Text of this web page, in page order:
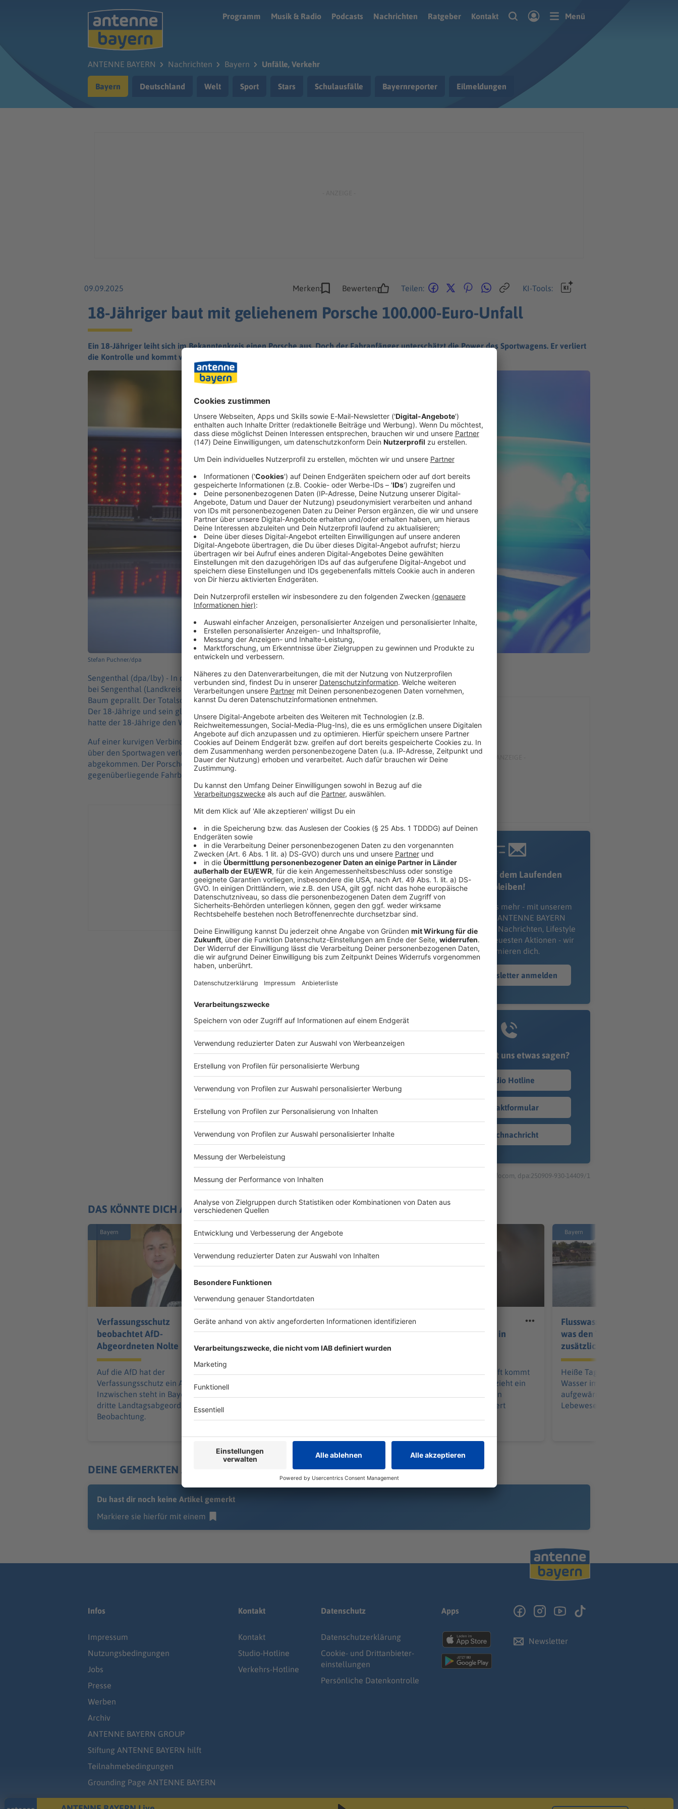
Programm
Musik & Radio Podcasts Nachrichten Ratgeber Kontakt Menü
ANTENNE BAYERN Nachrichten Bayern Unfälle, Verkehr
Bayern Deutschland Welt Sport Stars Schulausfälle Bayernreporter Eilmeldungen
09.09.2025 Merken: Bewerten: Teilen: KI-Tools:
18-Jähriger baut mit geliehenem Porsche 100.000-Euro-Unfall
Ein 18-Jähriger leiht sich im Bekanntenkreis einen Porsche aus. Doch der Fahranfänger unterschätzt die Power des Sportwagens. Er verliert
die Kontrolle und kommt von der Straße ab.
Stefan Puchner/dpa
Sengenthal (dpa/lby) - In der Oberpfalz ist ein 18-Jähriger mit einem geliehenen Porsche
bei Sengenthal (Landkreis Neumarkt in der Oberpfalz) gegen eine Stützmauer und einen
Baum geprallt. Der Totalschaden belaufe sich auf etwa 100.000 Euro, teilte die Polizei mit.
Der 18-Jährige und sein gleichaltriger Beifahrer blieben demnach unverletzt. Ausgeliehen
hatte der 18-Jährige den Wagen einem Polizeisprecher nach aus dem Bekanntenkreis.
Auf einer kurvigen Verbindungsstraße habe der 18-Jährige am Montagabend die Kontrolle
über den Sportwagen verloren. Er sei mit dem Wagen nach links von der Straße
abgekommen. Der Porsche prallte laut Polizei gegen die Stützmauer, wurde auf die
gegenüberliegende Fahrbahn geschleudert und prallte dann gegen den Baum.
Immer auf dem Laufenden
bleiben!
Verpass' nichts mehr - mit unserem
kostenlosen ANTENNE BAYERN
Newsletter. Ob Nachrichten, Lifestyle
oder unsere neuesten Aktionen - wir
informieren dich.
Zum Newsletter anmelden
Du möchtest uns etwas sagen?
Studio Hotline
Kontaktformular
Sprachnachricht
© dpa-infocom, dpa:250909-930-14409/1
DAS KÖNNTE DICH AUCH INTERESSIEREN
Bayern
Verfassungsschutz
beobachtet AfD-
Abgeordneten Nolte
Auf die AfD hat der
Verfassungsschutz ein Auge.
Inzwischen steht in Bayern der
dritte Landtagsabgeordnete unter
Beobachtung.
Bayern
54 Menschen ertrinken
in Bayern
Messerattacke in Neu-
Ulm – 30-Jähriger sitzt in
In einer Arbeiterunterkunft kommt
es zu einem Streit. Dann zieht ein
30-Jähriger ein Messer. Ein
Bewohner muss notoperiert
Bayern
Flusswasser zu warm -
was den Tieren
zusätzlich schadet
Heiße Tage, warme Nächte. Das
Wasser im Main hat sich stark
aufgewärmt. Das hilft den
Lebewesen im Fluss jetzt.
DEINE GEMERKTEN ARTIKEL
Du hast dir noch keine Artikel gemerkt
Markiere sie hierfür mit einem
Infos
Impressum
Nutzungsbedingungen
Jobs
Presse
Werben
Archiv
ANTENNE BAYERN GROUP
Stiftung ANTENNE BAYERN hilft
Teilnahmebedingungen
Grounding Page ANTENNE BAYERN
Kontakt
Kontakt
Studio-Hotline
Verkehrs-Hotline
Datenschutz
Datenschutz­erklärung
Cookie- und Drittanbieter-
einstellungen
Persönliche Datenkontrolle
Apps
Newsletter